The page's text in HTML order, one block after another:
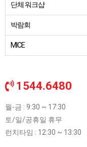
단체 워크샵
박람회
MICE
1544.6480
월-금 : 9:30 ~ 17:30
토/일/공휴일 휴무
런치타임 : 12:30 ~ 13:30